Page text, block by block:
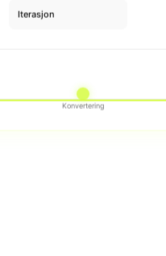
Iterasjon
Konvertering